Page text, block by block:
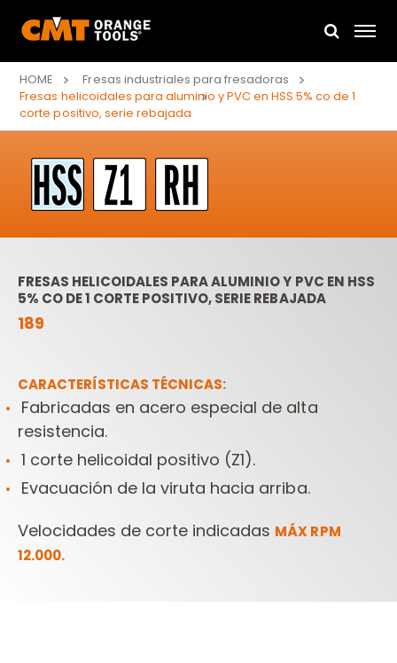
HOME
Fresas industriales para fresadoras
Fresas helicoidales para aluminio y PVC en HSS 5% co de 1
corte positivo, serie rebajada
FRESAS HELICOIDALES PARA ALUMINIO Y PVC EN HSS
5% CO DE 1 CORTE POSITIVO, SERIE REBAJADA
189
CARACTERÍSTICAS TÉCNICAS:
Fabricadas en acero especial de alta
resistencia.
1 corte helicoidal positivo (Z1).
Evacuación de la viruta hacia arriba.
Velocidades de corte indicadas MÁX RPM
12.000.